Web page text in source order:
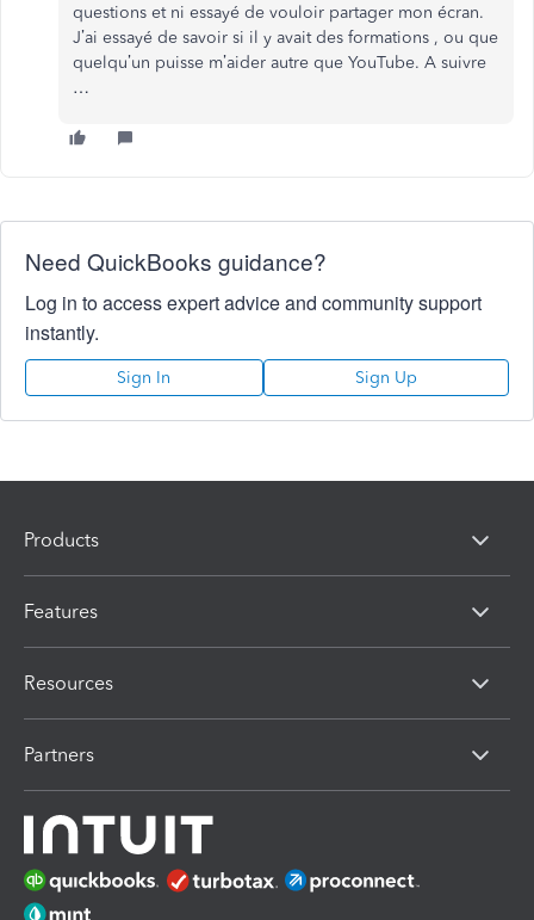
questions et ni essayé de vouloir partager mon écran.
J’ai essayé de savoir si il y avait des formations , ou que
quelqu’un puisse m’aider autre que YouTube. A suivre
…
Need QuickBooks guidance?
Log in to access expert advice and community support
instantly.
Sign In Sign Up
Products
Features
Resources
Partners